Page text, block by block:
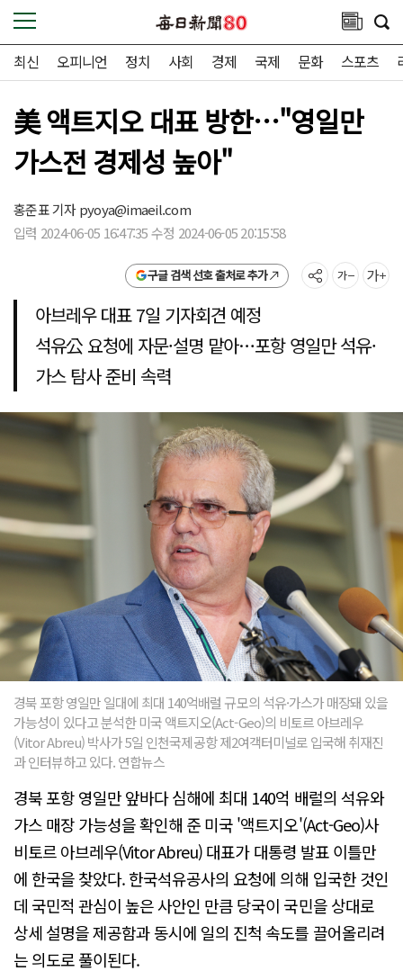
최신 오피니언 정치 사회 경제 국제 문화 스포츠
美 액트지오 대표 방한…"영일만
가스전 경제성 높아"
홍준표 기자pyoya@imaeil.com
입력 2024-06-05 16:47:35 수정 2024-06-05 20:15:58
구글 검색 선호 출처로 추가
아브레우 대표 7일 기자회견 예정
석유公 요청에 자문·설명 맡아…포항 영일만 석유·
가스 탐사 준비 속력
경북 포항 영일만 일대에 최대 140억배럴 규모의 석유·가스가 매장돼 있을
가능성이 있다고 분석한 미국 액트지오(Act-Geo)의 비토르 아브레우
(Vitor Abreu) 박사가 5일 인천국제공항 제2여객터미널로 입국해 취재진
과 인터뷰하고 있다. 연합뉴스
경북 포항 영일만 앞바다 심해에 최대 140억 배럴의 석유와
가스 매장 가능성을 확인해 준 미국 '액트지오'(Act-Geo)사
비토르 아브레우(Vitor Abreu) 대표가 대통령 발표 이틀만
에 한국을 찾았다. 한국석유공사의 요청에 의해 입국한 것인
데 국민적 관심이 높은 사안인 만큼 당국이 국민을 상대로
상세 설명을 제공함과 동시에 일의 진척 속도를 끌어올리려
는 의도로 풀이된다.